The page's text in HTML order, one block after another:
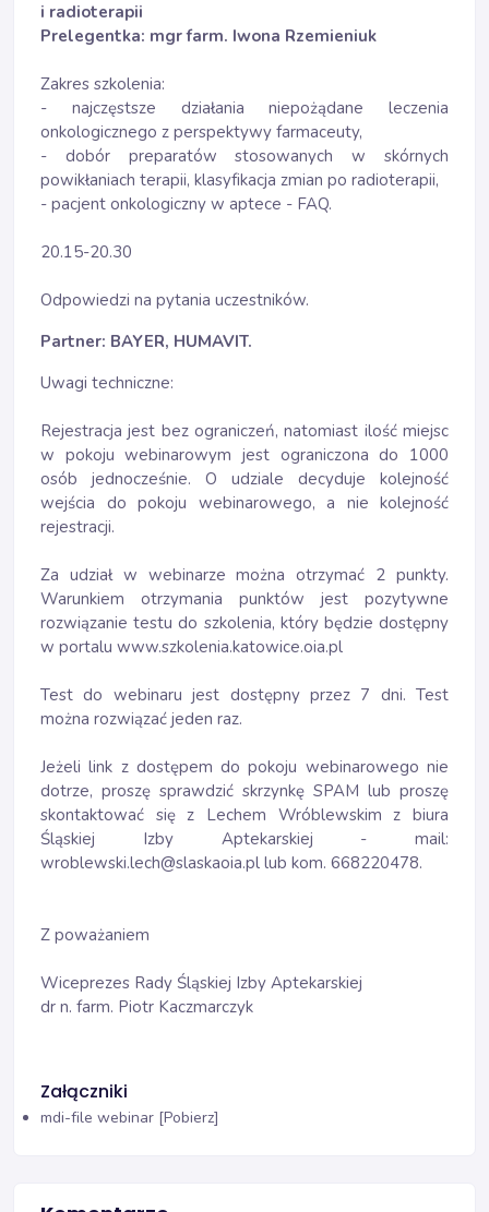
i radioterapii
Prelegentka: mgr farm. Iwona Rzemieniuk
Zakres szkolenia:
- najczęstsze działania niepożądane leczenia
onkologicznego z perspektywy farmaceuty,
- dobór preparatów stosowanych w skórnych
powikłaniach terapii, klasyfikacja zmian po radioterapii,
- pacjent onkologiczny w aptece - FAQ.
20.15-20.30
Odpowiedzi na pytania uczestników.
Partner: BAYER, HUMAVIT.
Uwagi techniczne:
Rejestracja jest bez ograniczeń, natomiast ilość miejsc
w pokoju webinarowym jest ograniczona do 1000
osób jednocześnie. O udziale decyduje kolejność
wejścia do pokoju webinarowego, a nie kolejność
rejestracji.
Za udział w webinarze można otrzymać 2 punkty.
Warunkiem otrzymania punktów jest pozytywne
rozwiązanie testu do szkolenia, który będzie dostępny
w portalu www.szkolenia.katowice.oia.pl
Test do webinaru jest dostępny przez 7 dni. Test
można rozwiązać jeden raz.
Jeżeli link z dostępem do pokoju webinarowego nie
dotrze, proszę sprawdzić skrzynkę SPAM lub proszę
skontaktować się z Lechem Wróblewskim z biura
Śląskiej Izby Aptekarskiej - mail:
wroblewski.lech@slaskaoia.pl lub kom. 668220478.
Z poważaniem
Wiceprezes Rady Śląskiej Izby Aptekarskiej
dr n. farm. Piotr Kaczmarczyk
Załączniki
mdi-file webinar [Pobierz]